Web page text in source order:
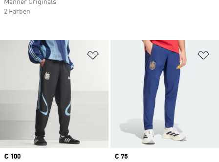
Zur Wunschliste hinzufügen
Price
€ 100
Price
€ 75
Männer Originals
2 Farben